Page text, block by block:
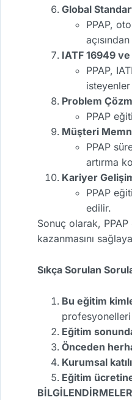
Global
PPAP,
IATF 16949
PPAP,
Problem
PPAP
Müşteri
PPAP
artırma
Kariyer
PPAP
edilir.
Sonuç olarak,
kazanmasını
Sıkça Sorulan
Bu eğitim
Eğitim
Önceden
Kurumsal
Eğitim
BİLGİLENDİRMELER